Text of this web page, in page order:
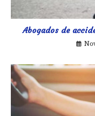
Abogados de